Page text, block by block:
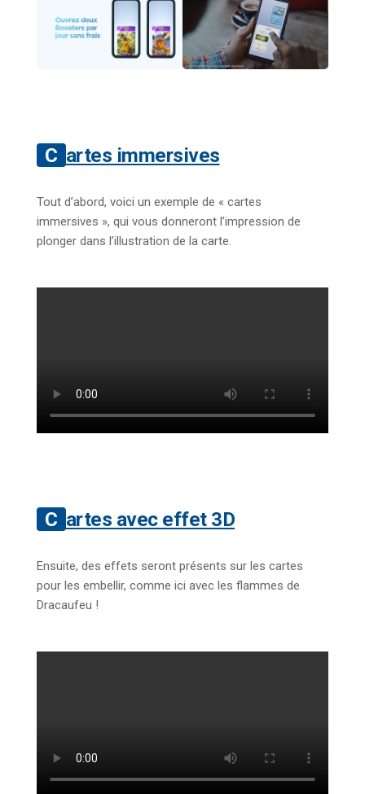
Cartes immersives
Tout d’abord, voici un exemple de « cartes
immersives », qui vous donneront l’impression de
plonger dans l’illustration de la carte.
Cartes avec effet 3D
Ensuite, des effets seront présents sur les cartes
pour les embellir, comme ici avec les flammes de
Dracaufeu !